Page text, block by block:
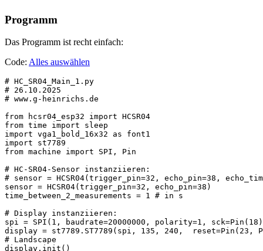
Programm
Das Programm ist recht einfach:
Code: Alles auswählen
# HC_SR04_Main_1.py
# 26.10.2025
# www.g-heinrichs.de
from hcsr04_esp32 import HCSR04
from time import sleep
import vga1_bold_16x32 as font1
import st7789
from machine import SPI, Pin
# HC-SR04-Sensor instanziieren:
# sensor = HCSR04(trigger_pin=32, echo_pin=38,
sensor = HCSR04(trigger_pin=32, echo_pin=38)
time_between_2_measurements = 1 # in s
# Display instanziieren:
spi = SPI(1, baudrate=20000000, polarity=1,
display = st7789.ST7789(spi, 135, 240,  reset=Pin(23,
# Landscape
display.init()